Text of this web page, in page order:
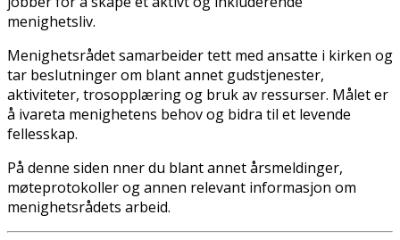
menighetsliv.
Menighetsrådet samarbeider tett med ansatte i kirken og
tar beslutninger om blant annet gudstjenester,
aktiviteter, trosopplæring og bruk av ressurser. Målet er
å ivareta menighetens behov og bidra til et levende
fellesskap.
På denne siden finner du blant annet årsmeldinger,
møteprotokoller og annen relevant informasjon om
menighetsrådets arbeid.